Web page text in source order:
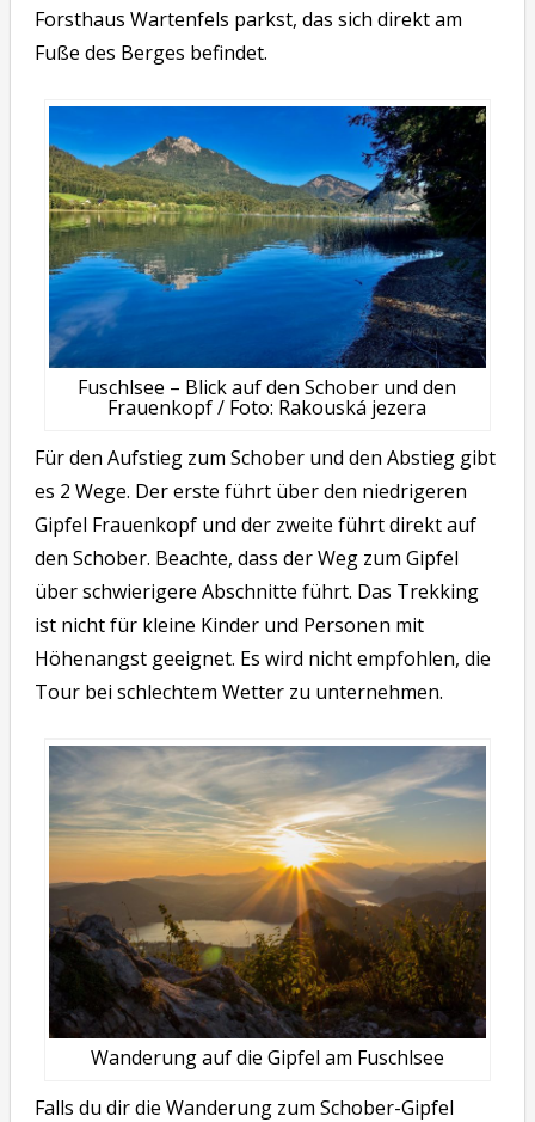
Forsthaus Wartenfels parkst, das sich direkt am
Fuße des Berges befindet.
Fuschlsee – Blick auf den Schober und den
Frauenkopf / Foto: Rakouská jezera
Für den Aufstieg zum Schober und den Abstieg gibt
es 2 Wege. Der erste führt über den niedrigeren
Gipfel Frauenkopf und der zweite führt direkt auf
den Schober. Beachte, dass der Weg zum Gipfel
über schwierigere Abschnitte führt. Das Trekking
ist nicht für kleine Kinder und Personen mit
Höhenangst geeignet. Es wird nicht empfohlen, die
Tour bei schlechtem Wetter zu unternehmen.
Wanderung auf die Gipfel am Fuschlsee
Falls du dir die Wanderung zum Schober-Gipfel